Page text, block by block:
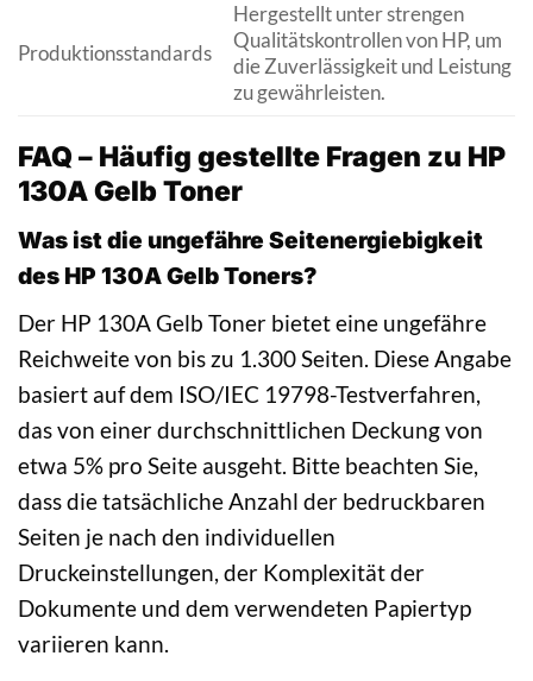
Produktionsstandards
Hergestellt unter strengen
Qualitätskontrollen von HP, um
die Zuverlässigkeit und Leistung
zu gewährleisten.
FAQ – Häufig gestellte Fragen zu HP
130A Gelb Toner
Was ist die ungefähre Seitenergiebigkeit
des HP 130A Gelb Toners?
Der HP 130A Gelb Toner bietet eine ungefähre
Reichweite von bis zu 1.300 Seiten. Diese Angabe
basiert auf dem ISO/IEC 19798-Testverfahren,
das von einer durchschnittlichen Deckung von
etwa 5% pro Seite ausgeht. Bitte beachten Sie,
dass die tatsächliche Anzahl der bedruckbaren
Seiten je nach den individuellen
Druckeinstellungen, der Komplexität der
Dokumente und dem verwendeten Papiertyp
variieren kann.